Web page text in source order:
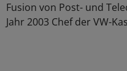
Fusion von Post- und
Jahr 2003 Chef der VW-